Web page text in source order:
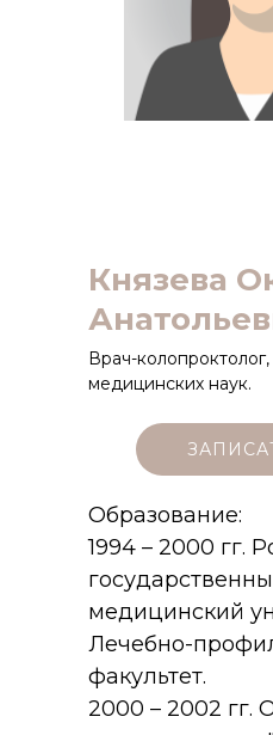
Князева
Врач-
медицинских наук.
Образование:
1994 – 2000 гг.
медицинский
Лечебно-
факультет.
2000 – 2002 гг.